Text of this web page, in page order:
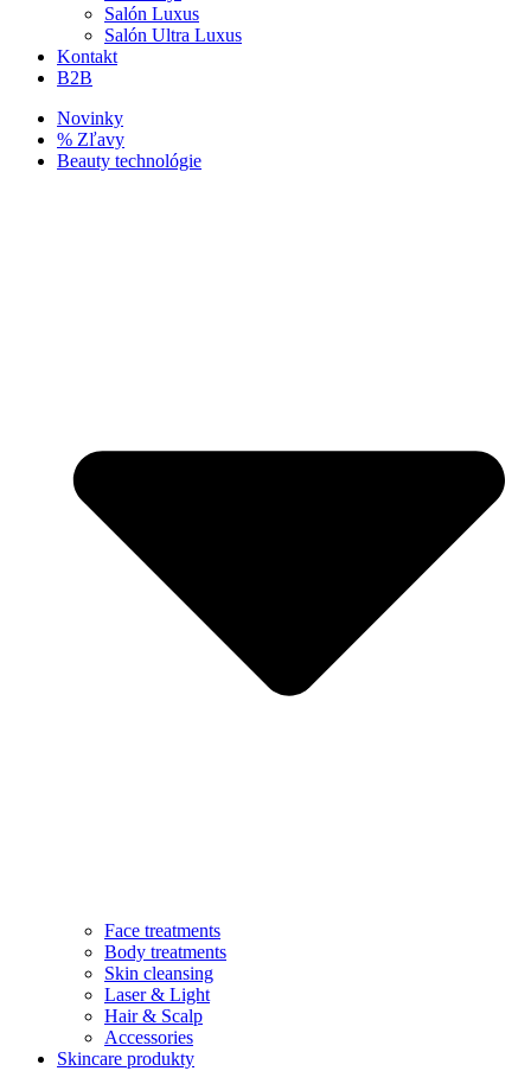
Salón Luxus
Salón Ultra Luxus
Kontakt
B2B
Novinky
% Zľavy
Beauty technológie
Face treatments
Body treatments
Skin cleansing
Laser & Light
Hair & Scalp
Accessories
Skincare produkty